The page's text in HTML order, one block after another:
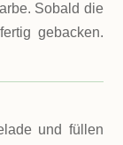
Sobald die
gebacken.
und füllen